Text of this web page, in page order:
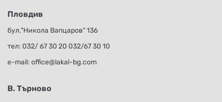
Пловдив
бул."Никола Вапцаров" 136
тел: 032/ 67 30 20 032/67 30 10
е-mail: office@lakal-bg.com
В. Търново